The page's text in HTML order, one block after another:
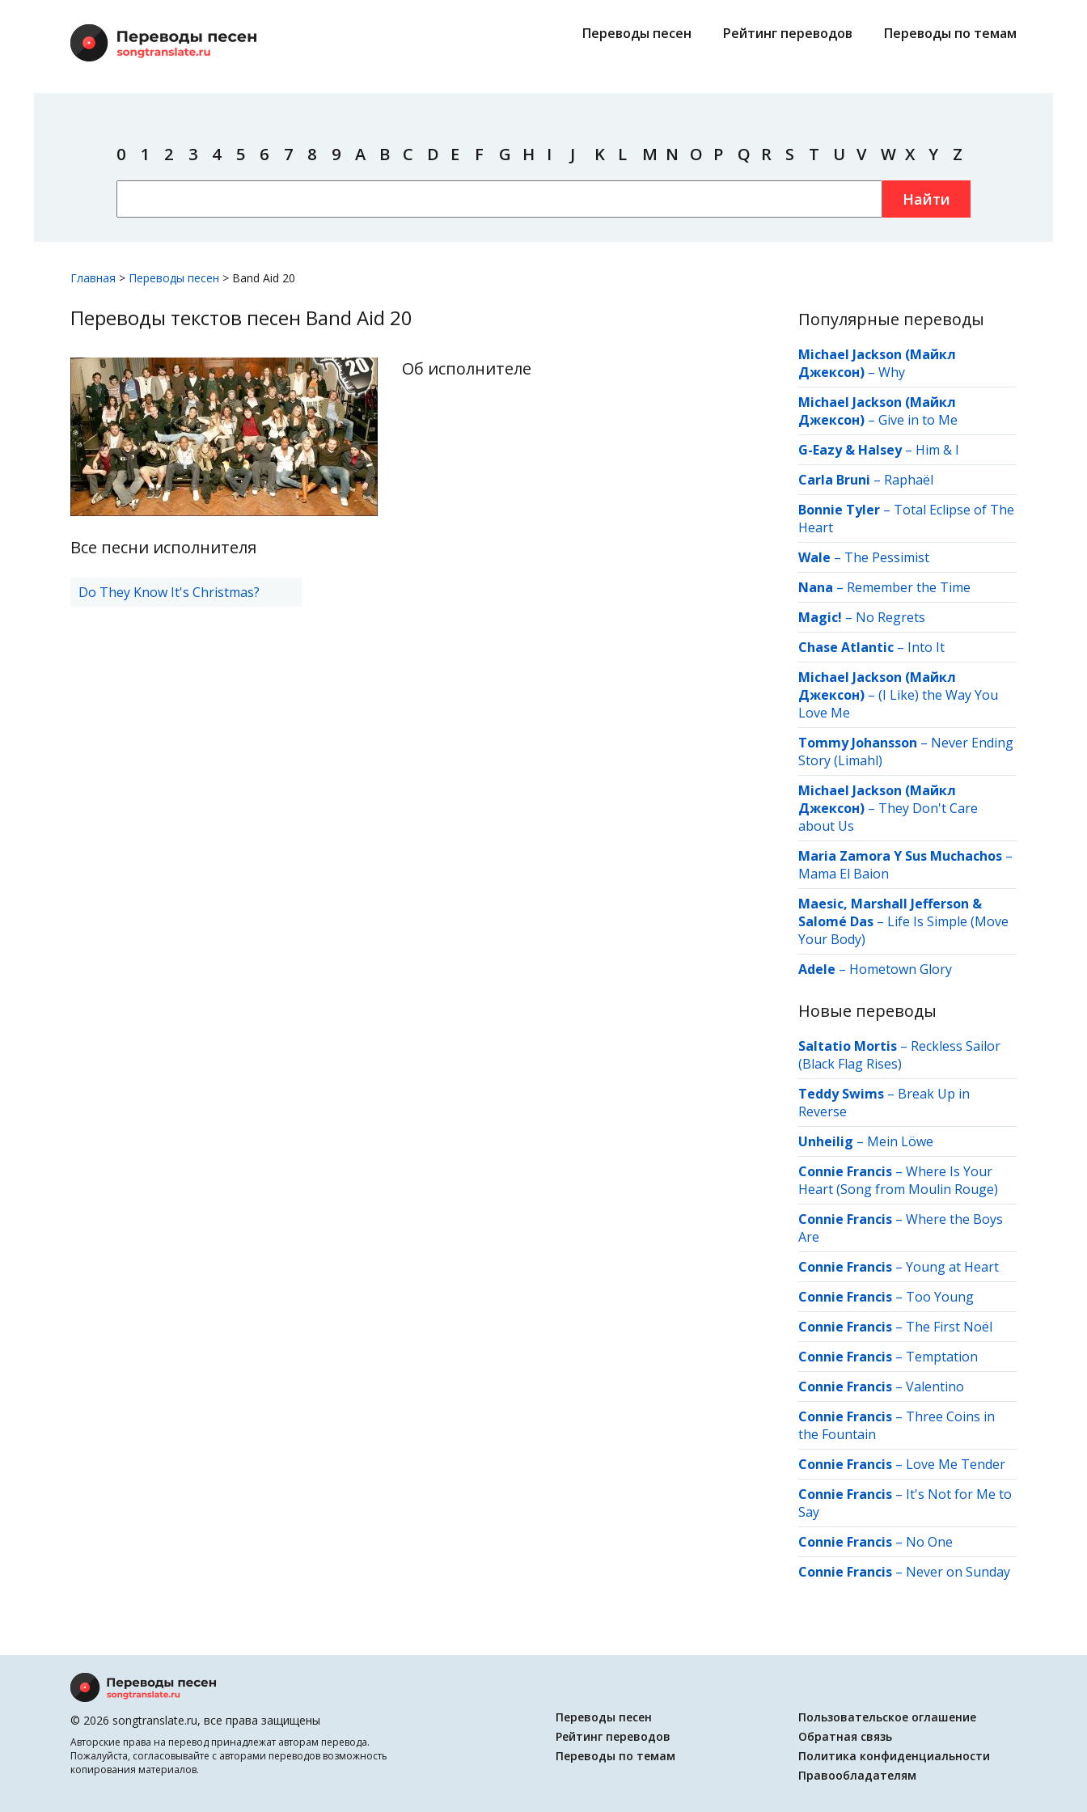
Переводы песен Рейтинг переводов Переводы по темам
0 1 2 3 4 5 6 7 8 9 A B C D E F G H I J K L M N O P Q R S T U V W X Y Z
Найти
Главная > Переводы песен > Band Aid 20
Переводы текстов песен Band Aid 20
Об исполнителе
Все песни исполнителя
Do They Know It's Christmas?
Популярные переводы
Michael Jackson (Майкл
Джексон) – Why
Michael Jackson (Майкл
Джексон) – Give in to Me
G-Eazy & Halsey– Him & I
Carla Bruni – Raphaёl
Bonnie Tyler – Total Eclipse of The
Heart
Wale – The Pessimist
Nana – Remember the Time
Magic! – No Regrets
Chase Atlantic – Into It
Michael Jackson (Майкл
Джексон) – (I Like) the Way You
Love Me
Tommy Johansson – Never Ending
Story (Limahl)
Michael Jackson (Майкл
Джексон) – They Don't Care
about Us
Maria Zamora Y Sus Muchachos –
Mama El Baion
Maesic, Marshall Jefferson &
Salomé Das – Life Is Simple (Move
Your Body)
Adele – Hometown Glory
Новые переводы
Saltatio Mortis – Reckless Sailor
(Black Flag Rises)
Teddy Swims – Break Up in
Reverse
Unheilig – Mein Löwe
Connie Francis – Where Is Your
Heart (Song from Moulin Rouge)
Connie Francis – Where the Boys
Are
Connie Francis – Young at Heart
Connie Francis – Too Young
Connie Francis – The First Noël
Connie Francis – Temptation
Connie Francis – Valentino
Connie Francis – Three Coins in
the Fountain
Connie Francis – Love Me Tender
Connie Francis – It's Not for Me to
Say
Connie Francis – No One
Connie Francis – Never on Sunday
© 2026 songtranslate.ru, все права защищены
Авторские права на перевод принадлежат авторам перевода.
Пожалуйста, согласовывайте с авторами переводов возможность
копирования материалов.
Пользовательское оглашение
Обратная связь
Политика конфиденциальности
Правообладателям
Переводы песен
Рейтинг переводов
Переводы по темам